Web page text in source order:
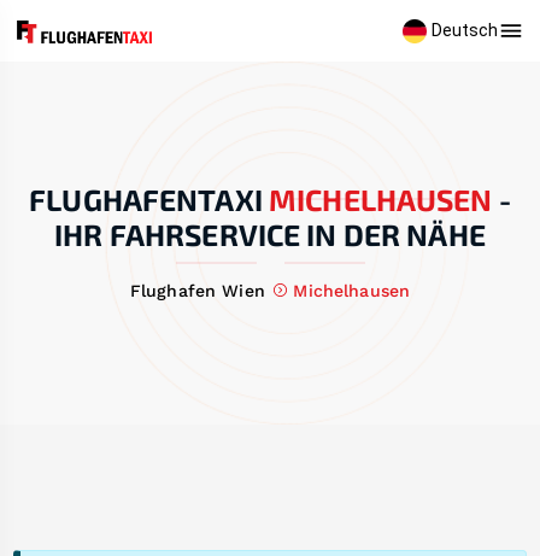
Deutsch
FLUGHAFENTAXI MICHELHAUSEN -
IHR FAHRSERVICE IN DER NÄHE
Flughafen Wien Michelhausen